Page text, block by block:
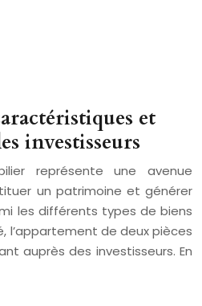
et
investisseurs
représente une avenue
un patrimoine et générer
les différents types de biens
l’appartement de deux pièces
auprès des investisseurs. En